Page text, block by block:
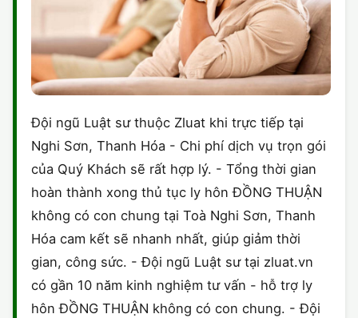
Đội ngũ Luật sư thuộc Zluat khi trực tiếp tại
Nghi Sơn, Thanh Hóa - Chi phí dịch vụ trọn gói
của Quý Khách sẽ rất hợp lý. - Tổng thời gian
hoàn thành xong thủ tục ly hôn ĐỒNG THUẬN
không có con chung tại Toà Nghi Sơn, Thanh
Hóa cam kết sẽ nhanh nhất, giúp giảm thời
gian, công sức. - Đội ngũ Luật sư tại zluat.vn
có gần 10 năm kinh nghiệm tư vấn - hỗ trợ ly
hôn ĐỒNG THUẬN không có con chung. - Đội